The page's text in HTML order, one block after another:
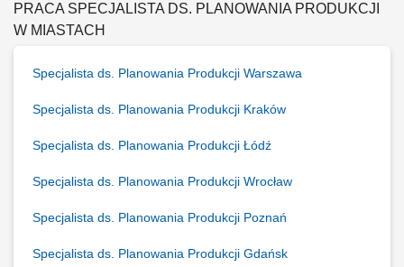
PRACA SPECJALISTA DS. PLANOWANIA PRODUKCJI
W MIASTACH
Specjalista ds. Planowania Produkcji Warszawa
Specjalista ds. Planowania Produkcji Kraków
Specjalista ds. Planowania Produkcji Łódź
Specjalista ds. Planowania Produkcji Wrocław
Specjalista ds. Planowania Produkcji Poznań
Specjalista ds. Planowania Produkcji Gdańsk